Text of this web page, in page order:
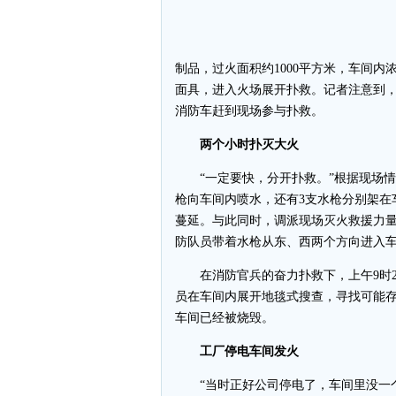
制品，过火面积约1000平方米，车间内
面具，进入火场展开扑救。记者注意到
消防车赶到现场参与扑救。
两个小时扑灭大火
“一定要快，分开扑救。”根据现场情
枪向车间内喷水，还有3支水枪分别架
蔓延。与此同时，调派现场灭火救援力
防队员带着水枪从东、西两个方向进入
在消防官兵的奋力扑救下，上午9时
员在车间内展开地毯式搜查，寻找可能
车间已经被烧毁。
工厂停电车间发火
“当时正好公司停电了，车间里没一